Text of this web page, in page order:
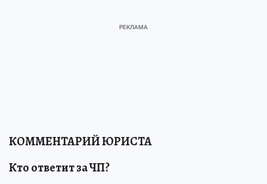
КОММЕНТАРИЙ ЮРИСТА
Кто ответит за ЧП?